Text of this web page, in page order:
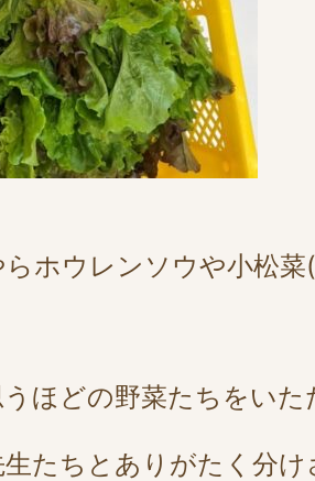
ホウレンソウや小松菜(
ほどの野菜たちをい
たちとありがたく分